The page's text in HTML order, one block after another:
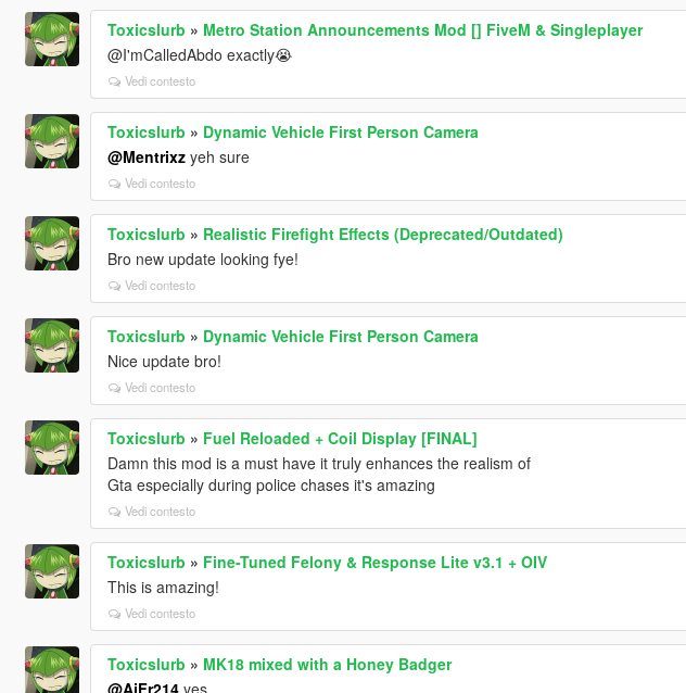
Toxicslurb » Metro Station Announcements Mod [] FiveM & Singleplayer
@I'mCalledAbdo exactly😭
Vedi contesto
Toxicslurb » Dynamic Vehicle First Person Camera
@Mentrixzyeh sure
Vedi contesto
Toxicslurb » Realistic Firefight Effects (Deprecated/Outdated)
Bro new update looking fye!
Vedi contesto
Toxicslurb » Dynamic Vehicle First Person Camera
Nice update bro!
Vedi contesto
Toxicslurb » Fuel Reloaded + Coil Display [FINAL]
Damn this mod is a must have it truly enhances the realism of
Gta especially during police chases it's amazing
Vedi contesto
Toxicslurb » Fine-Tuned Felony & Response Lite v3.1 + OIV
This is amazing!
Vedi contesto
Toxicslurb » MK18 mixed with a Honey Badger
@AjFr214yes